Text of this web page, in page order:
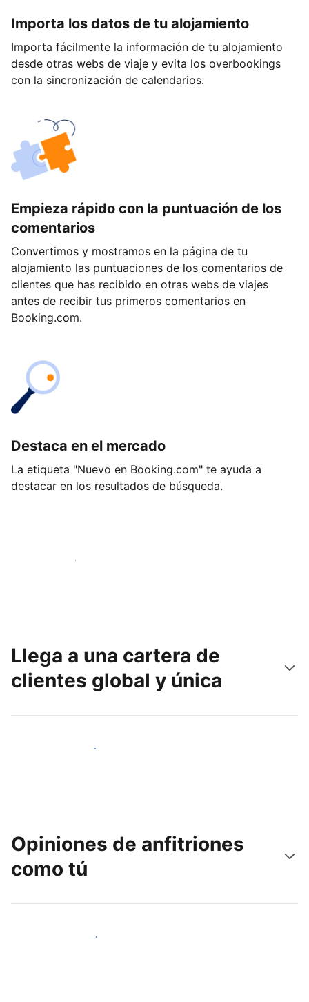
Importa los datos de tu alojamiento
Importa fácilmente la información de tu alojamiento
desde otras webs de viaje y evita los overbookings
con la sincronización de calendarios.
Empieza rápido con la puntuación de los
comentarios
Convertimos y mostramos en la página de tu
alojamiento las puntuaciones de los comentarios de
clientes que has recibido en otras webs de viajes
antes de recibir tus primeros comentarios en
Booking.com.
Destaca en el mercado
La etiqueta "Nuevo en Booking.com" te ayuda a
destacar en los resultados de búsqueda.
Empieza hoy mismo
Llega a una cartera de
clientes global y única
Llega a nuevos clientes hoy
Opiniones de anfitriones
como tú
Únete a anfitriones como tú